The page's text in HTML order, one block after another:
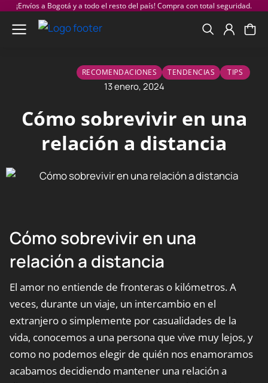
¡Envíos a Bogotá y a todo el resto del país! Compra con total seguridad.
RECOMENDACIONES TENDENCIAS TIPS
13 enero, 2024
Cómo sobrevivir en una
relación a distancia
Cómo sobrevivir en una
relación a distancia
El amor no entiende de fronteras o kilómetros. A
veces, durante un viaje, un intercambio en el
extranjero o simplemente por casualidades de la
vida, conocemos a una persona que vive muy lejos, y
como no podemos elegir de quién nos enamoramos
acabamos decidiendo mantener una relación a